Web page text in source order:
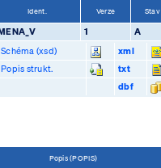
Ident. Verze Stav
1 A
Schéma (xsd)
xml
Popis strukt.
txt
dbf
Popis (POPIS)